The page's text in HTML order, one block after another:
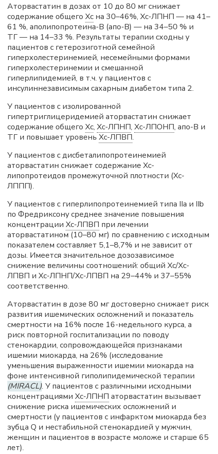
Аторвастатин в дозах от 10 до 80 мг снижает
содержание общего Хс на 30–46%, Хс-ЛПНП — на 41–
61 %, аполипопротеина-В (апо-В) — на 34–50 % и
ТГ — на 14–33 %. Результаты терапии сходны у
пациентов с гетерозиготной семейной
гиперхолестеринемией, несемейными формами
гиперхолестеринемии и смешанной
гиперлипидемией, в т.ч. у пациентов с
инсулиннезависимым сахарным диабетом типа 2.
У пациентов с изолированной
гипертриглицеридемией аторвастатин снижает
содержание общего Хс, Хс-ЛПНП, Хс-ЛПОНП, апо-В и
ТГ и повышает уровень Хс-ЛПВП.
У пациентов с дисбеталипопротеинемией
аторвастатин снижает содержание Хс-
липопротеидов промежуточной плотности (Хс-
ЛППП).
У пациентов с гиперлипопротеинемией типа IIa и IIb
по Фредриксону среднее значение повышения
концентрации Хс-ЛПВП при лечении
аторвастатином (10–80 мг) по сравнению с исходным
показателем составляет 5,1–8,7% и не зависит от
дозы. Имеется значительное дозозависимое
снижение величины соотношений: общий Хс/Хс-
ЛПВП и Хс-ЛПНП/Хс-ЛПВП на 29–44% и 37–55%
соответственно.
Аторвастатин в дозе 80 мг достоверно снижает риск
развития ишемических осложнений и показатель
смертности на 16% после 16-недельного курса, а
риск повторной госпитализации по поводу
стенокардии, сопровождающейся признаками
ишемии миокарда, на 26% (исследование
уменьшения выраженности ишемии миокарда на
фоне интенсивной гиполипидемической терапии
(MIRACL). У пациентов с различными исходными
концентрациями Хс-ЛПНП аторвастатин вызывает
снижение риска ишемических осложнений и
смертности (у пациентов с инфарктом миокарда без
зубца Q и нестабильной стенокардией у мужчин,
женщин и пациентов в возрасте моложе и старше 65
лет).